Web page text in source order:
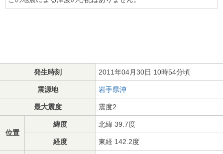
発生時刻 2011年04月30日 10時54分頃
震源地 岩手県沖
最大震度 震度2
位置
緯度 北緯 39.7度
経度 東経 142.2度